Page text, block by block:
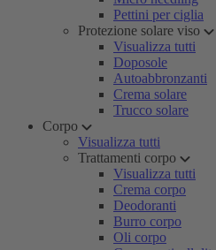
Pettini per ciglia
Protezione solare viso
Visualizza tutti
Doposole
Autoabbronzanti
Crema solare
Trucco solare
Corpo
Visualizza tutti
Trattamenti corpo
Visualizza tutti
Crema corpo
Deodoranti
Burro corpo
Oli corpo